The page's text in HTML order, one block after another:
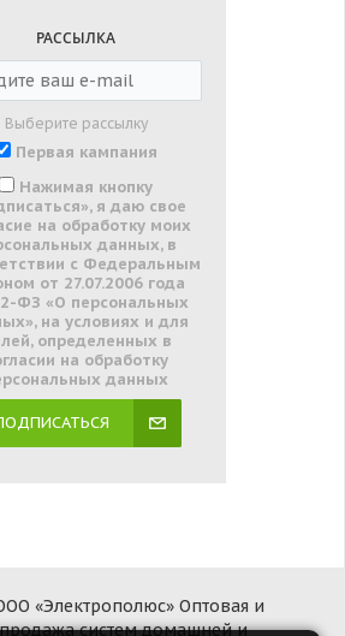
РАССЫЛКА
Выберите рассылку
Первая кампания
Нажимая кнопку
я даю свое
на обработку моих
данных, в
с Федеральным
от 27.07.2006 года
ФЗ «О персональных
на условиях и для
определенных в
на обработку
данных
«Электрополюс» Оптовая и
систем домашней и